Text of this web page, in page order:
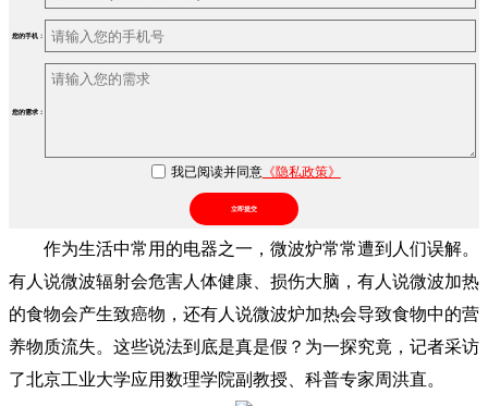
您的手机：
您的需求：
我已阅读并同意《隐私政策》
立即提交
作为生活中常用的电器之一，微波炉常常遭到人们误解。
有人说微波辐射会危害人体健康、损伤大脑，有人说微波加热
的食物会产生致癌物，还有人说微波炉加热会导致食物中的营
养物质流失。这些说法到底是真是假？为一探究竟，记者采访
了北京工业大学应用数理学院副教授、科普专家周洪直。